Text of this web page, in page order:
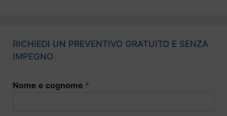
RICHIEDI UN PREVENTIVO GRATUITO E SENZA
IMPEGNO
Nome e cognome *